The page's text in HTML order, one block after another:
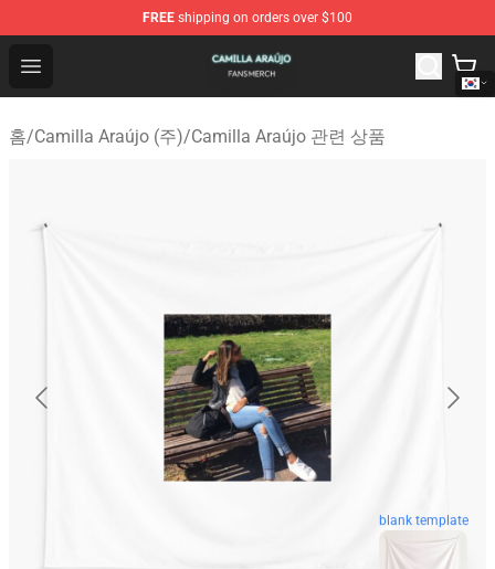
FREE shipping on orders over $100
Open menu
Camilla Araújo Shop - Official Camilla Araújo
홈/Camilla Araújo (주)/Camilla Araújo 관련 상품
blank template